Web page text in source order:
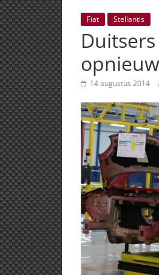
Italiaans
autonieuws
&
lifestyle
Fiat Stellantis
opnieuw
14 augustus 2014